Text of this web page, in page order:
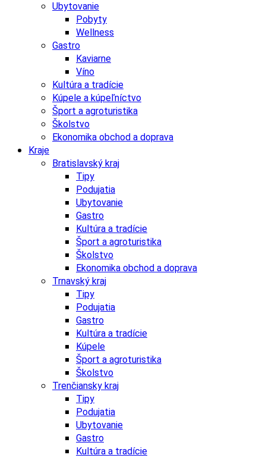
Ubytovanie
Pobyty
Wellness
Gastro
Kaviarne
Víno
Kultúra a tradície
Kúpele a kúpeľníctvo
Šport a agroturistika
Školstvo
Ekonomika obchod a doprava
Kraje
Bratislavský kraj
Tipy
Podujatia
Ubytovanie
Gastro
Kultúra a tradície
Šport a agroturistika
Školstvo
Ekonomika obchod a doprava
Trnavský kraj
Tipy
Podujatia
Gastro
Kultúra a tradície
Kúpele
Šport a agroturistika
Školstvo
Trenčiansky kraj
Tipy
Podujatia
Ubytovanie
Gastro
Kultúra a tradície